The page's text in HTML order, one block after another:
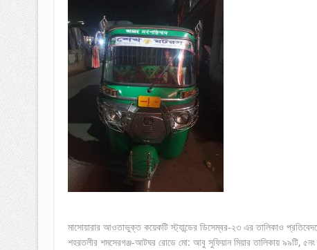
মাসোয়ারার আওতাভুক্ত কয়েকটি স্ট্যান্ডের ডিসেম্বর-২৩ এর তালিকাও
শহরতলীর শমসেরগঞ্জ-আটঘর রোডে মো: আবু সুফিয়ান মিয়ার তালিকায় ৯৯টি, ৫নং